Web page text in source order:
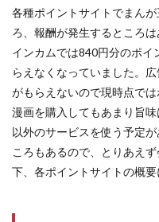
各種ポイントサイトでまん
ろ、報酬が発生するところ
インカムでは840円分のポイ
らえなくなっていました。
がもらえないので現時点で
漫画を購入してもあまり旨
以外のサービスを使う予定
ころもあるので、とりあえ
下、各ポイントサイトの概要